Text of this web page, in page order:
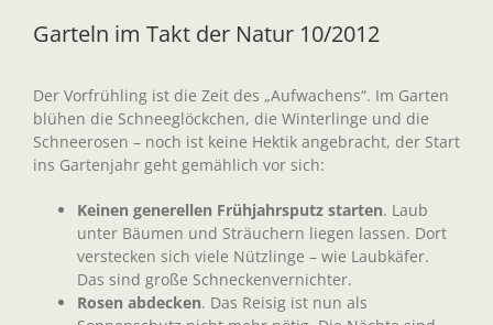
Garteln im Takt der Natur 10/2012
Der Vorfrühling ist die Zeit des „Aufwachens“. Im Garten
blühen die Schneeglöckchen, die Winterlinge und die
Schneerosen – noch ist keine Hektik angebracht, der Start
ins Gartenjahr geht gemählich vor sich:
Keinen generellen Frühjahrsputz starten. Laub
unter Bäumen und Sträuchern liegen lassen. Dort
verstecken sich viele Nützlinge – wie Laubkäfer.
Das sind große Schneckenvernichter.
Rosen abdecken. Das Reisig ist nun als